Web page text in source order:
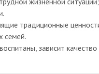
традиционные
семей.
зависит